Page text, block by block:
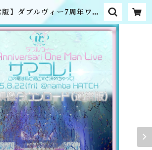
版】ダブルヴィー7周年ワン
イブライブ映像ダウンロード
official online sho
p